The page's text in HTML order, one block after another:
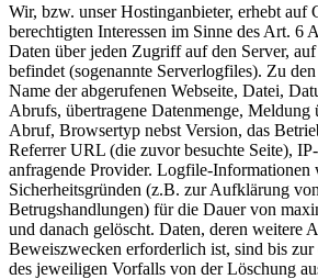
Wir, bzw. unser Hostinganbieter, erhebt auf
berechtigten Interessen im Sinne des Art. 6
Daten über jeden Zugriff auf den Server,
befindet (sogenannte Serverlogfiles). Zu
Name der abgerufenen Webseite, Datei,
Abrufs, übertragene Datenmenge, Meldung
Abruf, Browsertyp nebst Version, das
Referrer URL (die zuvor besuchte Seite),
anfragende Provider. Logfile-Informationen
Sicherheitsgründen (z.B. zur Aufklärung
Betrugshandlungen) für die Dauer von
und danach gelöscht. Daten, deren weitere
Beweiszwecken erforderlich ist, sind bis
des jeweiligen Vorfalls von der Löschung